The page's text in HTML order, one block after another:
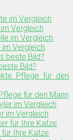
Vergleich
Vergleich
Bild?
für den Mann
im Vergleich
Ihre Katze